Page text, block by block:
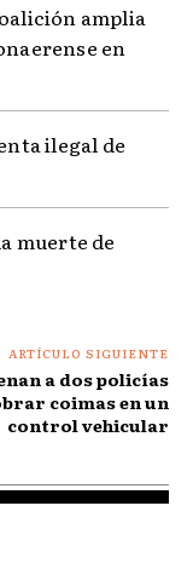
amplia
en
ilegal de
muerte de
ARTÍCULO SIGUIENTE
a dos policías
coimas en un
control vehicular